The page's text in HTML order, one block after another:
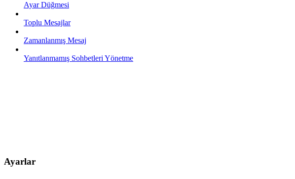
Ayar Düğmesi
Toplu Mesajlar
Zamanlanmış Mesaj
Yanıtlanmamış Sohbetleri Yönetme
Ayarlar